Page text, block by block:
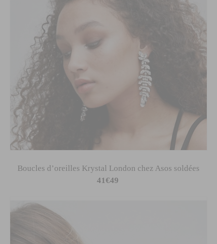
Boucles d’oreilles Krystal London chez Asos soldées
41€49